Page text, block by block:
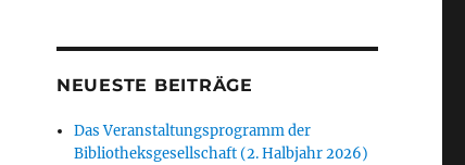
NEUESTE BEITRÄGE
Das Veranstaltungsprogramm der
Bibliotheksgesellschaft (2. Halbjahr 2026)